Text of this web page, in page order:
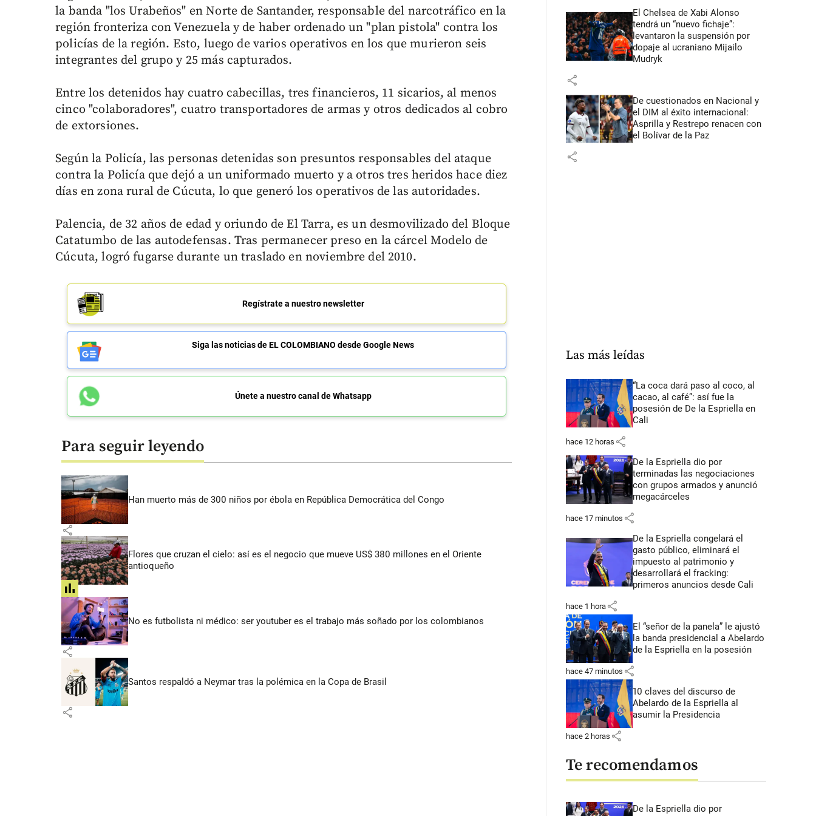
la banda "los Urabeños" en Norte de Santander, responsable del narcotráfico en la
región fronteriza con Venezuela y de haber ordenado un "plan pistola" contra los
policías de la región. Esto, luego de varios operativos en los que murieron seis
integrantes del grupo y 25 más capturados.
Entre los detenidos hay cuatro cabecillas, tres financieros, 11 sicarios, al menos
cinco "colaboradores", cuatro transportadores de armas y otros dedicados al cobro
de extorsiones.
Según la Policía, las personas detenidas son presuntos responsables del ataque
contra la Policía que dejó a un uniformado muerto y a otros tres heridos hace diez
días en zona rural de Cúcuta, lo que generó los operativos de las autoridades.
Palencia, de 32 años de edad y oriundo de El Tarra, es un desmovilizado del Bloque
Catatumbo de las autodefensas. Tras permanecer preso en la cárcel Modelo de
Cúcuta, logró fugarse durante un traslado en noviembre del 2010.
Regístrate a nuestro newsletter
Siga las noticias de EL COLOMBIANO desde Google News
Únete a nuestro canal de Whatsapp
Para seguir leyendo
Han muerto más de 300 niños por ébola en República Democrática del Congo
share
Flores que cruzan el cielo: así es el negocio que mueve US$ 380 millones en el Oriente
antioqueño
share
No es futbolista ni médico: ser youtuber es el trabajo más soñado por los colombianos
share
Santos respaldó a Neymar tras la polémica en la Copa de Brasil
share
El Chelsea de Xabi Alonso
tendrá un “nuevo fichaje”:
levantaron la suspensión por
dopaje al ucraniano Mijailo
Mudryk
share
De cuestionados en Nacional y
el DIM al éxito internacional:
Asprilla y Restrepo renacen con
el Bolívar de la Paz
share
Las más leídas
“La coca dará paso al coco, al
cacao, al café”: así fue la
posesión de De la Espriella en
Cali
hace 12 horas share
De la Espriella dio por
terminadas las negociaciones
con grupos armados y anunció
megacárceles
hace 17 minutos share
De la Espriella congelará el
gasto público, eliminará el
impuesto al patrimonio y
desarrollará el fracking:
primeros anuncios desde Cali
hace 1 hora share
El “señor de la panela” le ajustó
la banda presidencial a Abelardo
de la Espriella en la posesión
hace 47 minutos share
10 claves del discurso de
Abelardo de la Espriella al
asumir la Presidencia
hace 2 horas share
Te recomendamos
De la Espriella dio por